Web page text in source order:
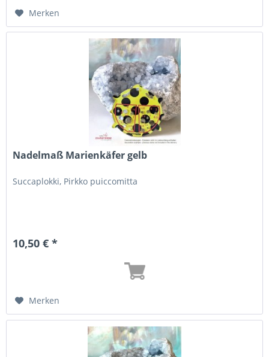
Merken
Nadelmaß Marienkäfer gelb
Succaplokki, Pirkko puiccomitta
10,50 € *
Merken